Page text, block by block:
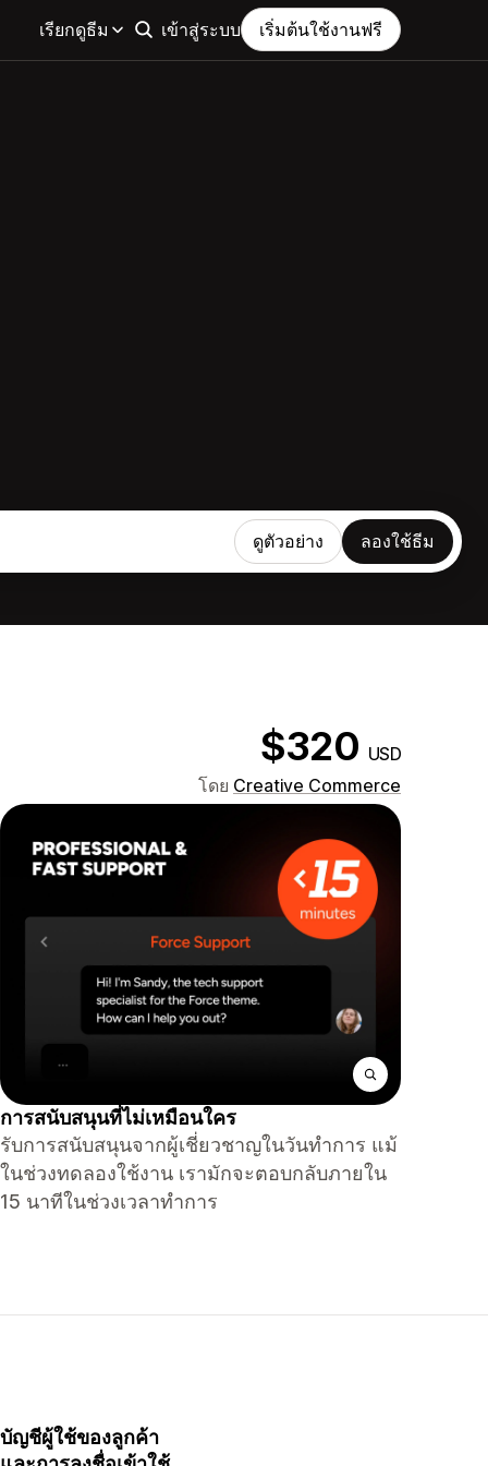
เรียกดูธีม เข้าสู่ระบบ เริ่มต้นใช้งานฟรี
ดูตัวอย่าง ลองใช้ธีม
$320 USD
โดย Creative Commerce
การสนับสนุนที่ไม่เหมือนใคร
รับการสนับสนุนจากผู้เชี่ยวชาญในวันทำการ แม้
ในช่วงทดลองใช้งาน เรามักจะตอบกลับภายใน
15 นาทีในช่วงเวลาทำการ
บัญชีผู้ใช้ของลูกค้า